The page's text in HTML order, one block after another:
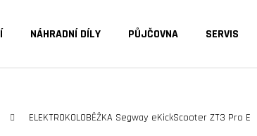
NÁHRADNÍ DÍLY PŮJČOVNA SERVIS
ELEKTROKOLOBĚŽKA Segway eKickScooter ZT3 Pro E